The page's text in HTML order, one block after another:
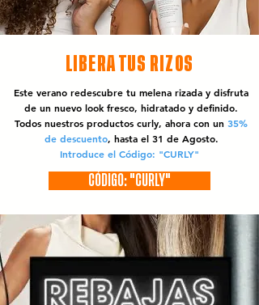
LIBERA TUS RIZOS
Este verano redescubre tu melena rizada y disfruta
de un nuevo look fresco, hidratado y definido.
Todos nuestros productos curly, ahora con un 35%
de descuento, hasta el 31 de Agosto.
Introduce el Código: "CURLY"
CÓDIGO: "CURLY"